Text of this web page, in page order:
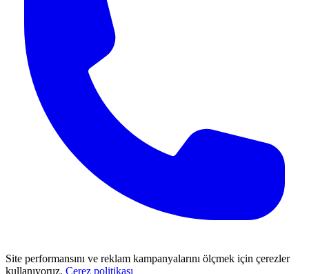
Site performansını ve reklam kampanyalarını ölçmek için çerezler
kullanıyoruz. Çerez politikası